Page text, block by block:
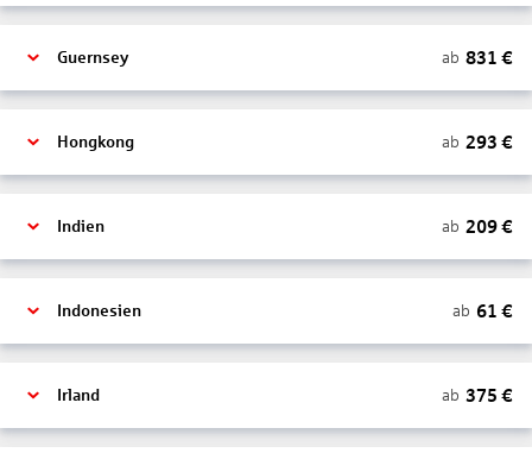
Guernsey ab 831 €
Hongkong ab 293 €
Indien ab 209€
Indonesien ab 61 €
Irland ab 375 €